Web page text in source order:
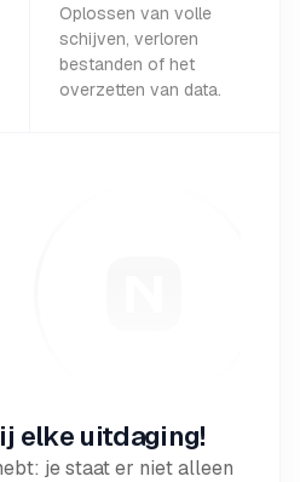
Oplossen van volle
schijven, verloren
bestanden of het
overzetten van data.
elke uitdaging!
je staat er niet alleen